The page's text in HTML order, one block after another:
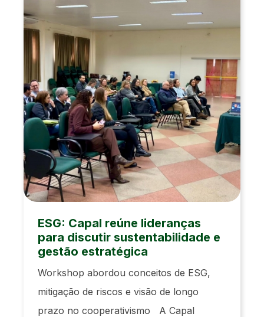
ESG: Capal reúne lideranças
para discutir sustentabilidade e
gestão estratégica
Workshop abordou conceitos de ESG,
mitigação de riscos e visão de longo
prazo no cooperativismo A Capal